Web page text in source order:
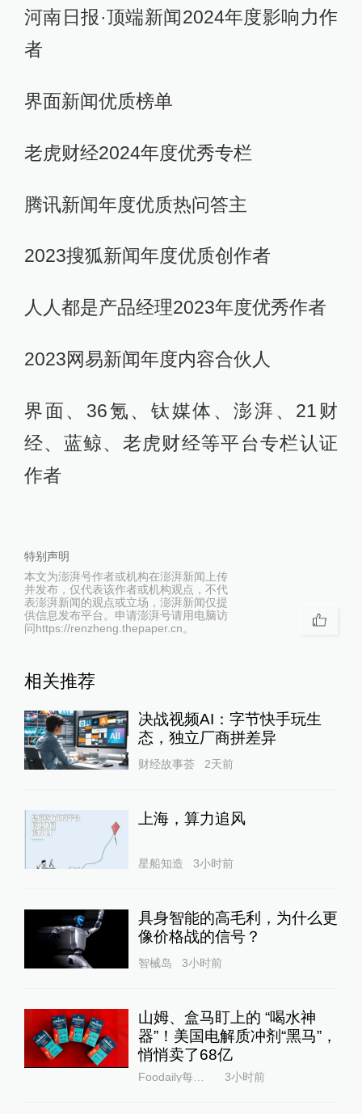
河南日报·顶端新闻2024年度影响力作
者
界面新闻优质榜单
老虎财经2024年度优秀专栏
腾讯新闻年度优质热问答主
2023搜狐新闻年度优质创作者
人人都是产品经理2023年度优秀作者
2023网易新闻年度内容合伙人
界面、36氪、钛媒体、澎湃、21财
经、蓝鲸、老虎财经等平台专栏认证
作者
特别声明
本文为澎湃号作者或机构在澎湃新闻上传
并发布，仅代表该作者或机构观点，不代
表澎湃新闻的观点或立场，澎湃新闻仅提
供信息发布平台。申请澎湃号请用电脑访
问https://renzheng.thepaper.cn。
相关推荐
决战视频AI：字节快手玩生
态，独立厂商拼差异
财经故事荟 2天前
上海，算力追风
星船知造 3小时前
具身智能的高毛利，为什么更
像价格战的信号？
智械岛 3小时前
山姆、盒马盯上的 “喝水神
器”！美国电解质冲剂“黑马”，
悄悄卖了68亿
Foodaily每日食品 3小时前